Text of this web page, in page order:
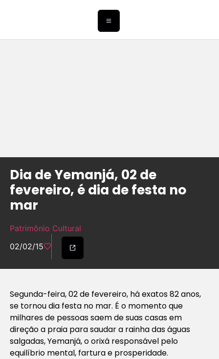
Dia de Yemanjá, 02 de
fevereiro, é dia de festa no
mar
Patrimônio Cultural
02/02/15
Segunda-feira, 02 de fevereiro, há exatos 82 anos,
se tornou dia festa no mar. É o momento que
milhares de pessoas saem de suas casas em
direção a praia para saudar a rainha das águas
salgadas, Yemanjá, o orixá responsável pelo
equilíbrio mental, fartura e prosperidade.